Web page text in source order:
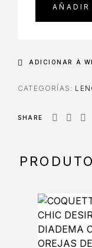
ADICIONAR À
CATEGORÍAS:
SHARE